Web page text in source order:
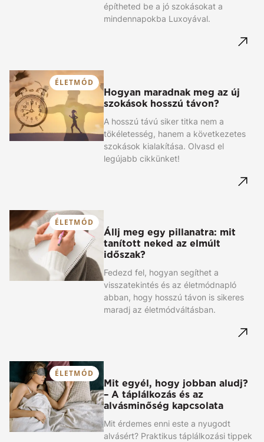
építheted be a jó szokásokat a
mindennapokba Luxoyával.
ÉLETMÓD
Hogyan maradnak meg az új
szokások hosszú távon?
A hosszú távú siker titka nem a
tökéletesség, hanem a következetes
szokások kialakítása. Olvasd el
legújabb cikkünket!
ÉLETMÓD
Állj meg egy pillanatra: mit
tanított neked az elmúlt
időszak?
Fedezd fel, hogyan segíthet a
visszatekintés és az életmódnapló
abban, hogy hosszú távon is sikeres
maradj az életmódváltásban.
ÉLETMÓD
Mit egyél, hogy jobban aludj?
– A táplálkozás és az
alvásminőség kapcsolata
Mit érdemes enni este a nyugodt
alvásért? Praktikus táplálkozási tippek